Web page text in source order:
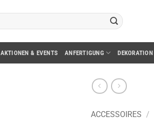
AKTIONEN & EVENTS ANFERTIGUNG DEKORATION
ACCESSOIRES /